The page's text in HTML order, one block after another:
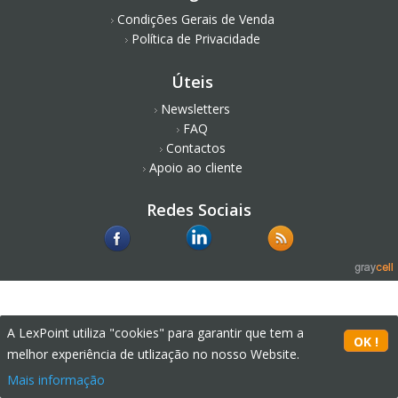
Condições Gerais de Venda
Política de Privacidade
Úteis
Newsletters
FAQ
Contactos
Apoio ao cliente
Redes Sociais
A LexPoint utiliza "cookies" para garantir que tem a
melhor experiência de utlização no nosso Website.
Mais informação